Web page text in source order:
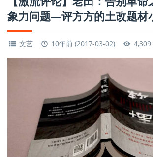
象力问题—评方方的土改题材
文艺 10年前 (2017-03-02) 4,309